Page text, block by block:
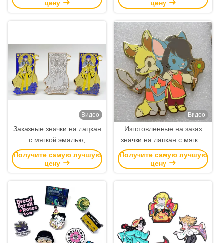
цену
цену
Видео
Заказные значки на лацкан
с мягкой эмалью,
толщиной 1,5 мм и
персонализированным
Получите самую лучшую
цену
Видео
Изготовленные на заказ
значки на лацкан с мягкой
эмалью и индивидуальным
логотипом толщиной 1,5
Получите самую лучшую
цену